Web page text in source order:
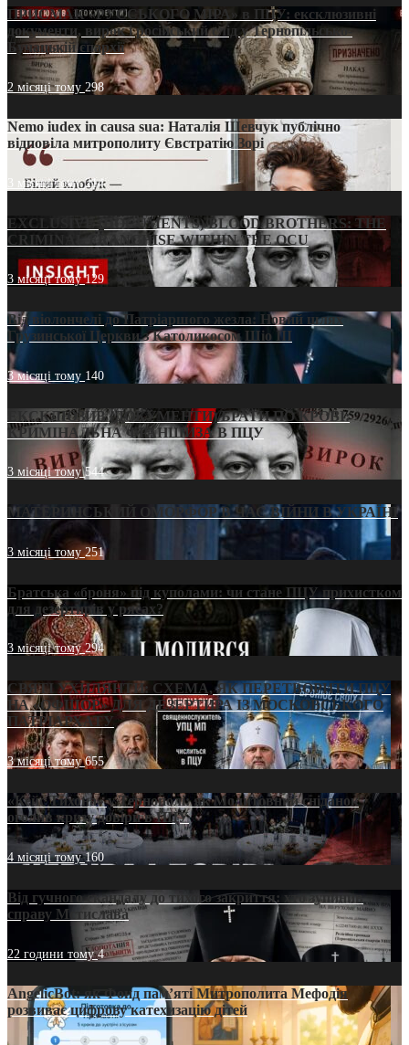
ПРИСМАК «РУССЬКОГО МІРА» в ПЦУ: ексклюзивні
документи, вирок і російський слід у Тернопільсько-
Бучацькій єпархії
2 місяці тому 298
Nemo iudex in causa sua: Наталія Шевчук публічно
відповіла митрополиту Євстратію Зорі
3 місяці тому214
EXCLUSIVE (DOCUMENTS)/BLOOD BROTHERS: THE
CRIMINAL FRANCHISE WITHIN THE OCU
3 місяці тому129
Від віолончелі до Патріаршого жезла: Новий шлях
Грузинської Церкви з Католикосом Шіо III
3 місяці тому 140
ЕКСКЛЮЗИВ (ДОКУМЕНТИ)/БРАТИ ПО КРОВІ:
КРИМІНАЛЬНА ФРАНШИЗА В ПЦУ
3 місяці тому544
МАТЕРИНСЬКИЙ ОМОРФОР В ЧАС ВІЙНИ В УКРАЇНІ
3 місяці тому251
Братська «броня» під куполами: чи стане ПЦУ прихистком
для дезертирів у рясах?
3 місяці тому294
СВЯТІ УХИЛЯНТИ: СХЕМА, ЯК ПЕРЕТВОРИТИ ПЦУ
НА «ОФШОР» ДЛЯ ДЕЗЕРТИРА ІЗ МОСКОВСЬКОГО
ПАТРІАРХАТУ
3 місяці тому655
«Кейс Тихона» у Тернополі: як Молитовний сніданок
оголив кризу довіри в ПЦУ
4 місяці тому160
Від гучного скандалу до тихого закриття: хто зупинив
справу Мстислава
22 години тому4
AngelicBot: як Фонд пам’яті Митрополита Мефодія
розвиває цифрову катехизацію дітей